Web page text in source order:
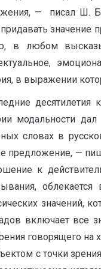
— писал Ш.
придавать
в любом
в выражении
десятилетия
модальности
словах в
предложение, —
к
включает все
говорящего
с точки